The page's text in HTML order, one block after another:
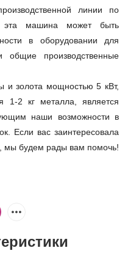
линии по
эта машина может быть
в оборудовании для
общие производственные
и золота мощностью 5 кВт,
2 кг металла, является
наши возможности в
Если вас заинтересовала
мы будем рады вам помочь!